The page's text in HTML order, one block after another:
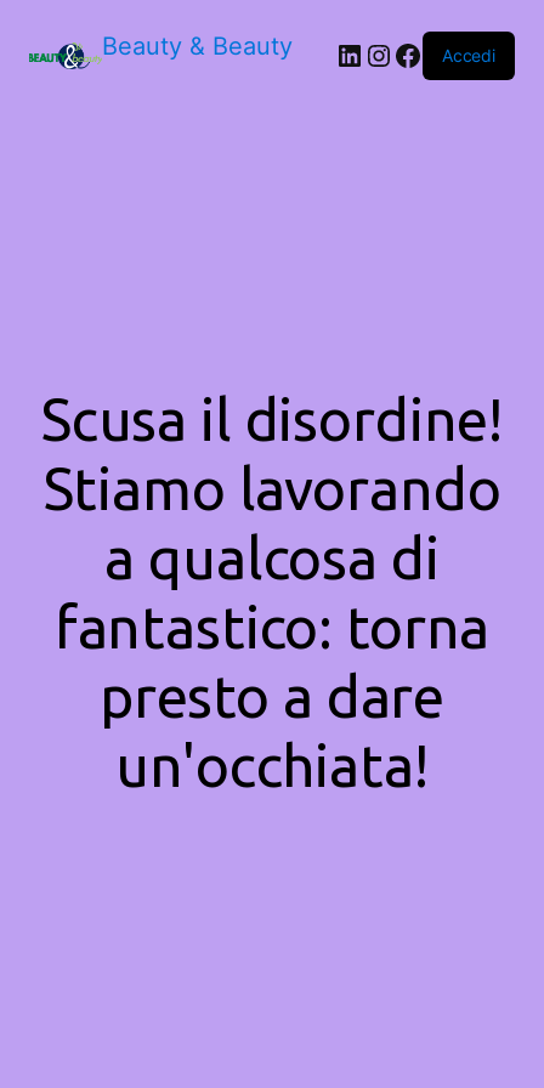
Beauty & Beauty LinkedIn
Instagram
Facebook
Accedi
Scusa il disordine!
Stiamo lavorando
a qualcosa di
fantastico: torna
presto a dare
un'occhiata!